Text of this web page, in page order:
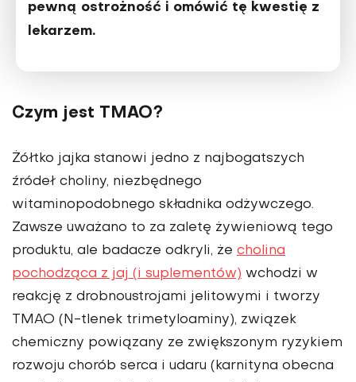
pewną ostrożność i omówić tę kwestię z
lekarzem.
Czym jest TMAO?
Żółtko jajka stanowi jedno z najbogatszych
źródeł choliny, niezbędnego
witaminopodobnego składnika odżywczego.
Zawsze uważano to za zaletę żywieniową tego
produktu, ale badacze odkryli, że cholina
pochodząca z jaj (i suplementów) wchodzi w
reakcję z drobnoustrojami jelitowymi i tworzy
TMAO (N-tlenek trimetyloaminy), związek
chemiczny powiązany ze zwiększonym ryzykiem
rozwoju chorób serca i udaru (karnityna obecna